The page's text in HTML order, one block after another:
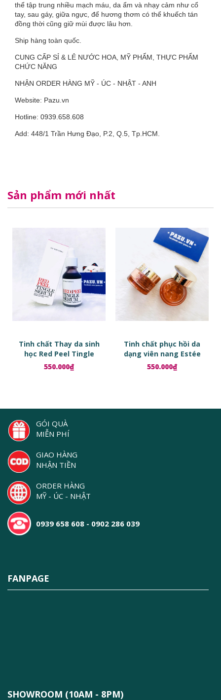
thể tập trung nhiều mạch máu, da ẩm và nhạy cảm như cổ
tay, sau gáy, giữa ngực, để hương thơm có thể khuếch tán
đồng thời cũng giữ mùi được lâu hơn.
Ship hàng toàn quốc.
CUNG CẤP SỈ & LẺ NƯỚC HOA, MỸ PHẨM, THỰC PHẨM
CHỨC NĂNG
NHẬN ORDER HÀNG MỸ - ÚC - NHẬT - ANH
Website: Pazu.vn
Hotline: 0939.658.608
Add: 448/1 Trần Hưng Đạo, P.2, Q.5, Tp.HCM.
Sản phẩm mới nhất
Tinh chất Thay da sinh
học Red Peel Tingle
Serum
550.000₫
Tinh chất phục hồi da
dạng viên nang Estée
Lauder Advanced Night
Repair Ampoules
550.000₫
GÓI QUÀ
MIỄN PHÍ
GIAO HÀNG
NHẬN TIỀN
ORDER HÀNG
MỸ - ÚC - NHẬT
0939 658 608 - 0902 286 039
FANPAGE
SHOWROOM (10AM - 8PM)